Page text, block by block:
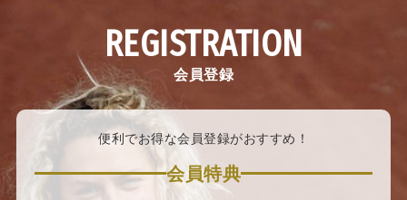
REGISTRATION
会員登録
便利でお得な会員登録がおすすめ！
会員特典